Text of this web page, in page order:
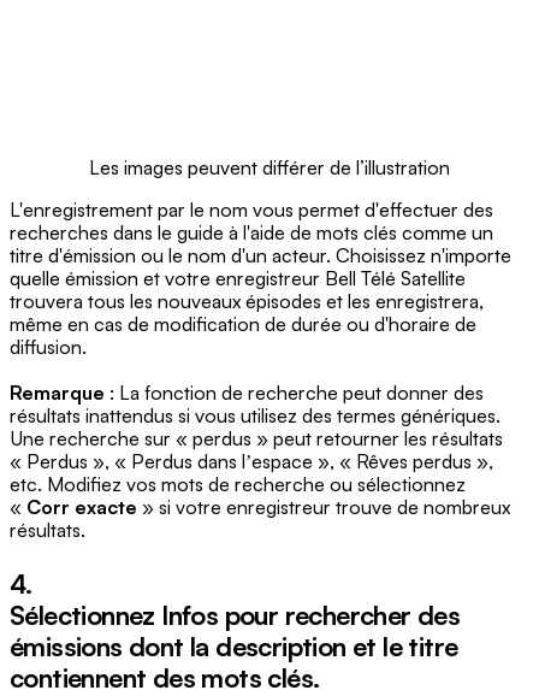
Les images peuvent différer de l’illustration
L'enregistrement par le nom vous permet d'effectuer des
recherches dans le guide à l'aide de mots clés comme un
titre d'émission ou le nom d'un acteur. Choisissez n'importe
quelle émission et votre enregistreur Bell Télé Satellite
trouvera tous les nouveaux épisodes et les enregistrera,
même en cas de modification de durée ou d'horaire de
diffusion.
Remarque : La fonction de recherche peut donner des
résultats inattendus si vous utilisez des termes génériques.
Une recherche sur « perdus » peut retourner les résultats
« Perdus », « Perdus dans lʼespace », « Rêves perdus »,
etc. Modifiez vos mots de recherche ou sélectionnez
« Corr exacte » si votre enregistreur trouve de nombreux
résultats.
4.
Sélectionnez Infos pour rechercher des
émissions dont la description et le titre
contiennent des mots clés.